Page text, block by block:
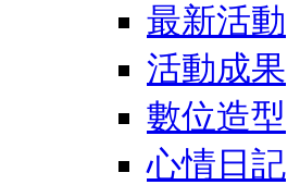
最新活動
活動成果
數位造型
心情日記